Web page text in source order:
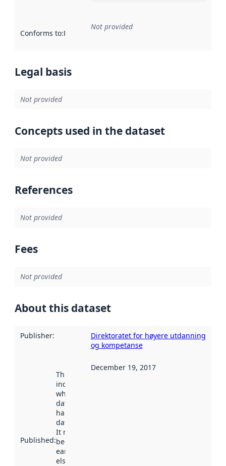
Conforms to:Reference to an implementation rule or other
Not provided
Legal basis
Not provided
Concepts used in the dataset
Not provided
References
Not provided
Fees
Not provided
About this dataset
Publisher:
Direktoratet for høyere utdanning
og kompetanse
Published:
This date
indicates
when the
dataset was
harvested by
data.norge.no.
It may have
been available
earlier
elsewhere.
December 19, 2017